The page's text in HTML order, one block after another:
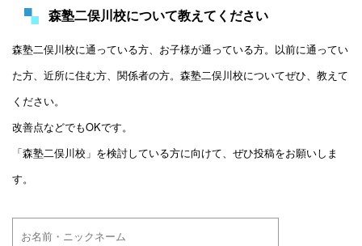
森塾二俣川校について教えてください
森塾二俣川校に通っている方、お子様が通っている方。以前に通ってい
た方、近所に住む方、関係者の方。森塾二俣川校についてぜひ、教えて
ください。
改善点などでもOKです。
「森塾二俣川校」を検討している方に向けて、ぜひ投稿をお願いしま
す。